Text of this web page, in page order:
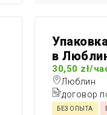
в
30,50 zł/
Люблин
договор
БЕЗ ОПЫТА